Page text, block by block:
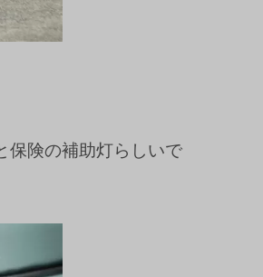
保険の補助灯らしいで